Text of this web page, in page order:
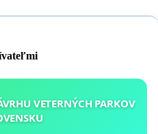
VETERNÝCH PARKOV